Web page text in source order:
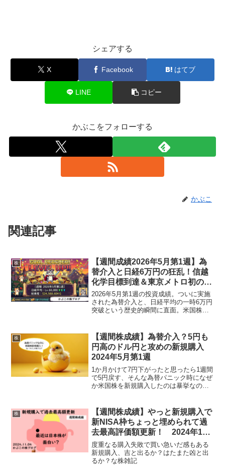
シェアする
X Facebook はてブ
LINE コピー
かぶこをフォローする
かぶこ
関連記事
株
【週間成績2026年5月第1週】為
替介入と日経6万円の狂乱！信越
化学目標到達＆東京メトロ初の含
み損！？
2026年5月第1週の投資成績。ついに実施
された為替介入と、日経平均の一時6万円
突破という歴史的瞬間に直面。米国株で
で東京メトロが初の含み損を記録するな
ど、波乱含みの相場。最新の資産評価額
2,450万円の推移と、次の一手を狙う気に
なる銘柄をリアルに公開します。
株
【週間株成績】為替介入？5円も
円高のドル円と攻めの新規購入
2024年5月第1週
1か月かけて7円下がったと思ったら1週間
で5円戻す、そんな為替パニック時になぜ
か米国株を新規購入したのは暴挙なの？
株
【週間株成績】やっと新規購入で
新NISA枠ちょっと埋められて過
去最高評価額更新！ 2024年11
月第1週
度重なる購入失敗で買い急いだ感もある
新規購入、吉と出るか？はたまた凶と出
るか？な株雑記